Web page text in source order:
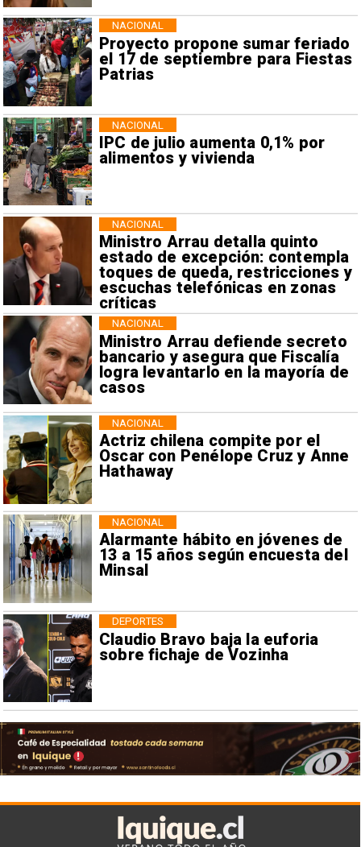
Proyecto propone sumar feriado
el 17 de septiembre para Fiestas
Patrias
NACIONAL
IPC de julio aumenta 0,1% por
alimentos y vivienda
NACIONAL
Ministro Arrau detalla quinto
estado de excepción: contempla
toques de queda, restricciones y
escuchas telefónicas en zonas
críticas
NACIONAL
Ministro Arrau defiende secreto
bancario y asegura que Fiscalía
logra levantarlo en la mayoría de
casos
NACIONAL
Actriz chilena compite por el
Oscar con Penélope Cruz y Anne
Hathaway
NACIONAL
Alarmante hábito en jóvenes de
13 a 15 años según encuesta del
Minsal
NACIONAL
Claudio Bravo baja la euforia
sobre fichaje de Vozinha
DEPORTES